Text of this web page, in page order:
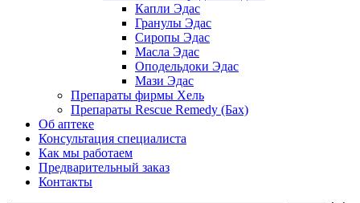
Капли Эдас
Гранулы Эдас
Сиропы Эдас
Масла Эдас
Оподельдоки Эдас
Мази Эдас
Препараты фирмы Хель
Препараты Rescue Remedy (Бах)
Об аптеке
Консультация специалиста
Как мы работаем
Предварительный заказ
Контакты